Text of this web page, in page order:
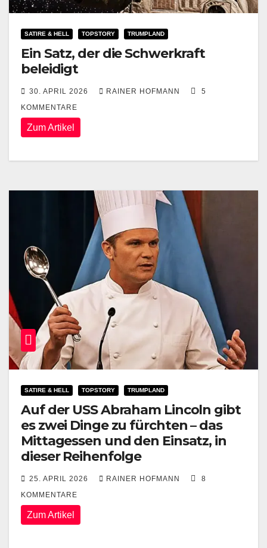
SATIRE & HELL TOPSTORY TRUMPLAND
Ein Satz, der die Schwerkraft
beleidigt
30. APRIL 2026 RAINER HOFMANN
5
KOMMENTARE
Zum Artikel
SATIRE & HELL TOPSTORY TRUMPLAND
Auf der USS Abraham Lincoln gibt
es zwei Dinge zu fürchten – das
Mittagessen und den Einsatz, in
dieser Reihenfolge
25. APRIL 2026 RAINER HOFMANN
8
KOMMENTARE
Zum Artikel